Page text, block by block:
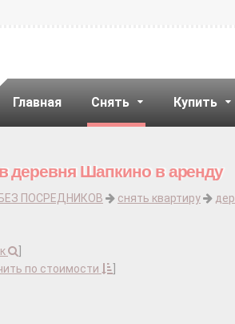
Главная Снять Купить
деревня Шапкино в аренду
БЕЗ ПОСРЕДНИКОВ снять квартиру
по стоимости